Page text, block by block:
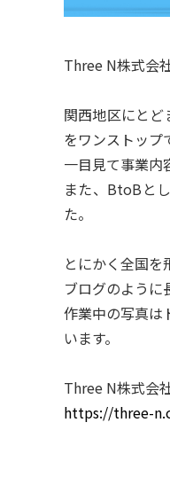
Three N株式会
関西地区にと
をワンストップ
一目見て事業内
また、BtoBと
た。
とにかく全国を
ブログのように
作業中の写真は
います。
Three N株式会
https://three-